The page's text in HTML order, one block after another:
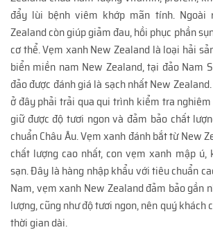
đẩy lùi bệnh viêm khớp mãn tính. Ngoài
Zealand còn giúp giảm đau, hồi phục phần
cơ thể. Vẹm xanh New Zealand là loại hải
biển miền nam New Zealand, tại đảo Nam
đảo được đánh giá là sạch nhất New
ở đây phải trải qua qui trình kiểm tra
giữ được độ tươi ngon và đảm bảo chất
chuẩn Châu Âu. Vẹm xanh đánh bắt từ New
chất lượng cao nhất, con vẹm xanh mập ú,
sạn. Đây là hàng nhập khẩu với tiêu chuẩn
Nam, vẹm xanh New Zealand đảm bảo gần
lượng, cũng như độ tươi ngon, nên quý khách
thời gian dài.